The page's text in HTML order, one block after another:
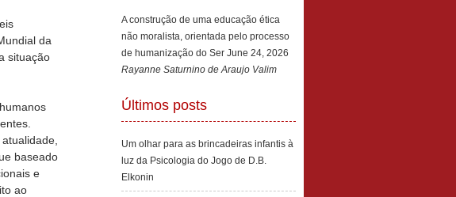
da
situação
baseado
e
ao
A construção de uma educação ética
não moralista, orientada pelo processo
de humanização do Ser June 24, 2026
Rayanne Saturnino de Araujo Valim
Últimos posts
Um olhar para as brincadeiras infantis à
luz da Psicologia do Jogo de D.B.
Elkonin